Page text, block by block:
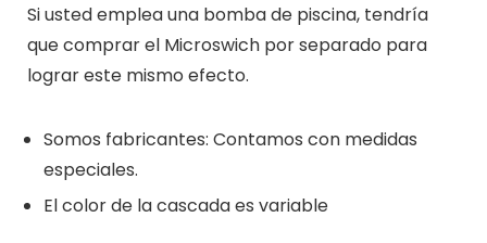
Si usted emplea una bomba de piscina, tendría
que comprar el Microswich por separado para
lograr este mismo efecto.
Somos fabricantes: Contamos con medidas
especiales.
El color de la cascada es variable